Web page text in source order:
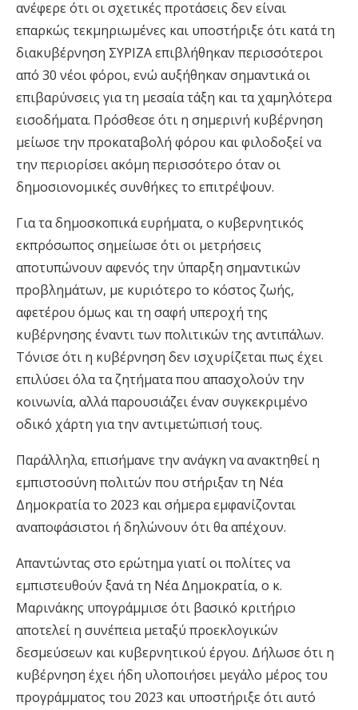
ανέφερε ότι οι σχετικές προτάσεις δεν είναι
επαρκώς τεκμηριωμένες και υποστήριξε ότι κατά τη
διακυβέρνηση ΣΥΡΙΖΑ επιβλήθηκαν περισσότεροι
από 30 νέοι φόροι, ενώ αυξήθηκαν σημαντικά οι
επιβαρύνσεις για τη μεσαία τάξη και τα χαμηλότερα
εισοδήματα. Πρόσθεσε ότι η σημερινή κυβέρνηση
μείωσε την προκαταβολή φόρου και φιλοδοξεί να
την περιορίσει ακόμη περισσότερο όταν οι
δημοσιονομικές συνθήκες το επιτρέψουν.
Για τα δημοσκοπικά ευρήματα, ο κυβερνητικός
εκπρόσωπος σημείωσε ότι οι μετρήσεις
αποτυπώνουν αφενός την ύπαρξη σημαντικών
προβλημάτων, με κυριότερο το κόστος ζωής,
αφετέρου όμως και τη σαφή υπεροχή της
κυβέρνησης έναντι των πολιτικών της αντιπάλων.
Τόνισε ότι η κυβέρνηση δεν ισχυρίζεται πως έχει
επιλύσει όλα τα ζητήματα που απασχολούν την
κοινωνία, αλλά παρουσιάζει έναν συγκεκριμένο
οδικό χάρτη για την αντιμετώπισή τους.
Παράλληλα, επισήμανε την ανάγκη να ανακτηθεί η
εμπιστοσύνη πολιτών που στήριξαν τη Νέα
Δημοκρατία το 2023 και σήμερα εμφανίζονται
αναποφάσιστοι ή δηλώνουν ότι θα απέχουν.
Απαντώντας στο ερώτημα γιατί οι πολίτες να
εμπιστευθούν ξανά τη Νέα Δημοκρατία, ο κ.
Μαρινάκης υπογράμμισε ότι βασικό κριτήριο
αποτελεί η συνέπεια μεταξύ προεκλογικών
δεσμεύσεων και κυβερνητικού έργου. Δήλωσε ότι η
κυβέρνηση έχει ήδη υλοποιήσει μεγάλο μέρος του
προγράμματος του 2023 και υποστήριξε ότι αυτό